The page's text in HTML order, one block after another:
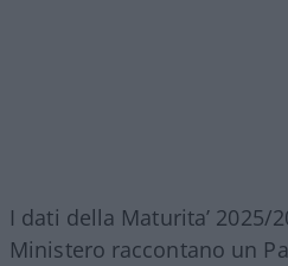
I dati della Maturita’ 2025/
Ministero raccontano un